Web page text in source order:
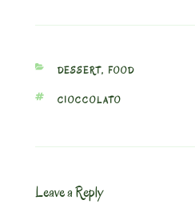
CATEGORIES
DESSERT, FOOD
TAGS
CIOCCOLATO
Leave a Reply